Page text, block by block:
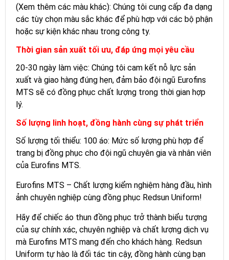
(Xem thêm các màu khác): Chúng tôi cung cấp đa dạng
các tùy chọn màu sắc khác để phù hợp với các bộ phận
hoặc sự kiện khác nhau trong công ty.
Thời gian sản xuất tối ưu, đáp ứng mọi yêu cầu
20-30 ngày làm việc: Chúng tôi cam kết nỗ lực sản
xuất và giao hàng đúng hẹn, đảm bảo đội ngũ Eurofins
MTS sẽ có đồng phục chất lượng trong thời gian hợp
lý.
Số lượng linh hoạt, đồng hành cùng sự phát triển
Số lượng tối thiểu: 100 áo: Mức số lượng phù hợp để
trang bị đồng phục cho đội ngũ chuyên gia và nhân viên
của Eurofins MTS.
Eurofins MTS – Chất lượng kiểm nghiệm hàng đầu, hình
ảnh chuyên nghiệp cùng đồng phục Redsun Uniform!
Hãy để chiếc áo thun đồng phục trở thành biểu tượng
của sự chính xác, chuyên nghiệp và chất lượng dịch vụ
mà Eurofins MTS mang đến cho khách hàng. Redsun
Uniform tự hào là đối tác tin cậy, đồng hành cùng bạn